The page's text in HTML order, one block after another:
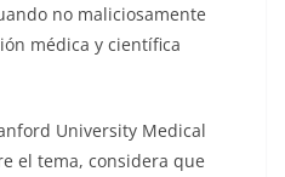
no maliciosamente
médica y científica
University Medical
el tema, considera que